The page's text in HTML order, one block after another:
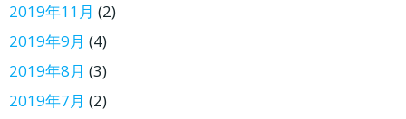
2019年11月 (2)
2019年9月 (4)
2019年8月 (3)
2019年7月 (2)